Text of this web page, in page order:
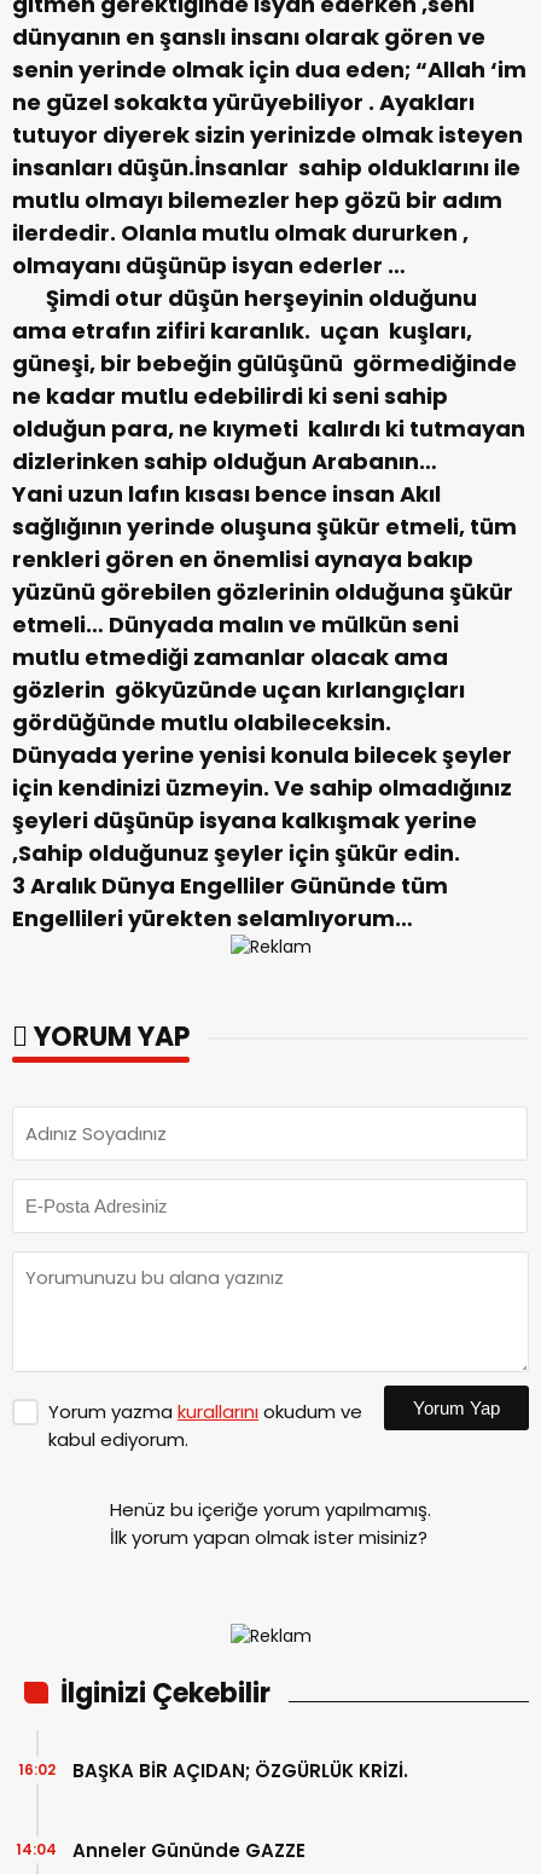
dünyanın en şanslı insanı olarak gören ve
senin yerinde olmak için dua eden; “Allah ‘im
ne güzel sokakta yürüyebiliyor . Ayakları
tutuyor diyerek sizin yerinizde olmak isteyen
insanları düşün.İnsanlar sahip olduklarını ile
mutlu olmayı bilemezler hep gözü bir adım
ilerdedir. Olanla mutlu olmak dururken ,
olmayanı düşünüp isyan ederler …
Şimdi otur düşün herşeyinin olduğunu
ama etrafın zifiri karanlık. uçan kuşları,
güneşi, bir bebeğin gülüşünü görmediğinde
ne kadar mutlu edebilirdi ki seni sahip
olduğun para, ne kıymeti kalırdı ki tutmayan
dizlerinken sahip olduğun Arabanın…
Yani uzun lafın kısası bence insan Akıl
sağlığının yerinde oluşuna şükür etmeli, tüm
renkleri gören en önemlisi aynaya bakıp
yüzünü görebilen gözlerinin olduğuna şükür
etmeli… Dünyada malın ve mülkün seni
mutlu etmediği zamanlar olacak ama
gözlerin gökyüzünde uçan kırlangıçları
gördüğünde mutlu olabileceksin.
Dünyada yerine yenisi konula bilecek şeyler
için kendinizi üzmeyin. Ve sahip olmadığınız
şeyleri düşünüp isyana kalkışmak yerine
,Sahip olduğunuz şeyler için şükür edin.
3 Aralık Dünya Engelliler Gününde tüm
Engellileri yürekten selamlıyorum…
YORUM YAP
Yorum yazma kurallarınıokudum ve
kabul ediyorum.
Yorum Yap
Henüz bu içeriğe yorum yapılmamış.
İlk yorum yapan olmak ister misiniz?
İlginizi Çekebilir
BAŞKA BİR AÇIDAN; ÖZGÜRLÜK KRİZİ.
16:02
Anneler Gününde GAZZE
14:04